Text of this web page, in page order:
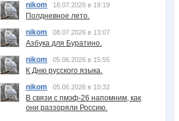
nikom
18.07.2026 в 19:19
Полдневное лето.
nikom
08.07.2026 в 13:07
Азбука для Буратино.
nikom
05.06.2026 в 15:55
К Дню русского языка.
nikom
05.06.2026 в 10:32
В связи с пмэф-26 напомним, как
они раззоряли Россию.